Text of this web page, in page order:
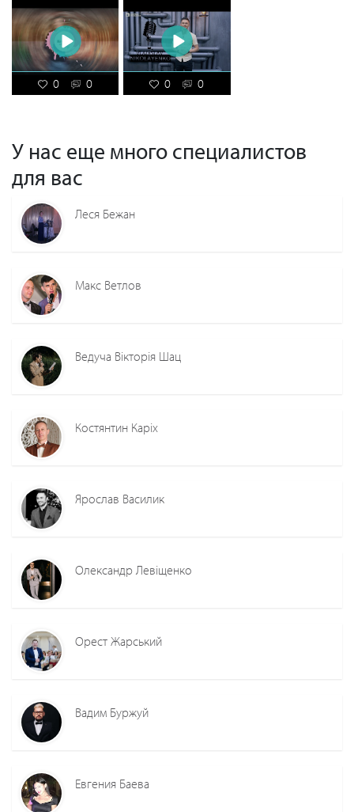
быть адекватным и справедливым при формировании цены
для Вас.Если у Вас возникнут какие-либо вопросы, Вы всегда
сможете связаться со мной использую контакты указанные на
данном портале. Яркого и незабываемого Вам праздника!
0 0 0 0
У нас еще много специалистов
для вас
Леся Бежан
Макс Ветлов
Ведуча Вікторія Шац
Костянтин Каріх
Ярослав Василик
Олександр Левіщенко
Орест Жарський
Вадим Буржуй
Евгения Баева